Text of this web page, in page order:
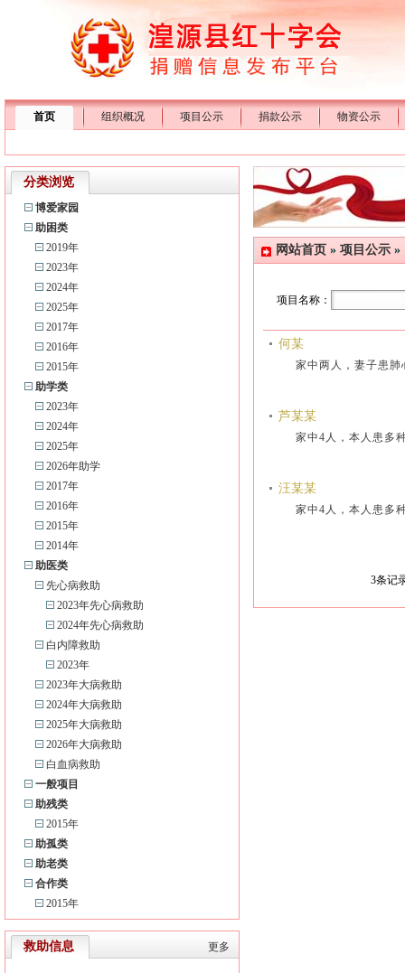
首页 组织概况 项目公示 捐款公示 物资公示
分类浏览
博爱家园
助困类
2019年
2023年
2024年
2025年
2017年
2016年
2015年
助学类
2023年
2024年
2025年
2026年助学
2017年
2016年
2015年
2014年
助医类
先心病救助
2023年先心病救助
2024年先心病救助
白内障救助
2023年
2023年大病救助
2024年大病救助
2025年大病救助
2026年大病救助
白血病救助
一般项目
助残类
2015年
助孤类
助老类
合作类
2015年
更多
救助信息
网站首页 » 项目公示 »
项目名称：
何某
家中两人，妻子患
芦某某
家中4人，本人患多
汪某某
家中4人，本人患多
3条记